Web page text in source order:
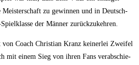
zu gewin­nen und in Deutsch­
der Män­ner zurückzukehren.
Coach Chris­ti­an Kranz kei­ner­lei Zwei­fel
mit einem Sieg von ihren Fans ver­ab­schie­